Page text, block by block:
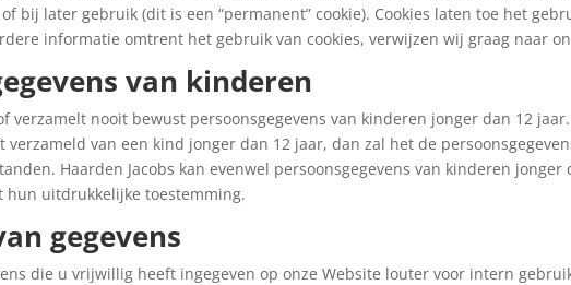
bij later gebruik (dit is een “permanent” cookie). Cookies laten toe het
informatie omtrent het gebruik van cookies, verwijzen wij graag naar
van kinderen
verzamelt nooit bewust persoonsgegevens van kinderen jonger dan 12
verzameld van een kind jonger dan 12 jaar, dan zal het de
Haarden Jacobs kan evenwel persoonsgegevens van kinderen
hun uitdrukkelijke toestemming.
gegevens
die u vrijwillig heeft ingegeven op onze Website louter voor intern